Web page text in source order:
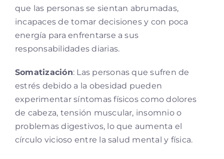
que las personas se sientan abrumadas,
incapaces de tomar decisiones y con poca
energía para enfrentarse a sus
responsabilidades diarias.
Somatización: Las personas que sufren de
estrés debido a la obesidad pueden
experimentar síntomas físicos como dolores
de cabeza, tensión muscular, insomnio o
problemas digestivos, lo que aumenta el
círculo vicioso entre la salud mental y física.